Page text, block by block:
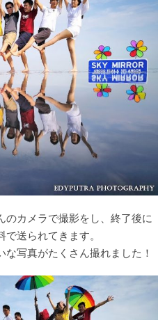
のカメラで撮影をし、終了後に
送られてきます。
写真がたくさん撮れました！